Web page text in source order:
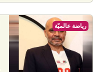
رياضة عالميّة